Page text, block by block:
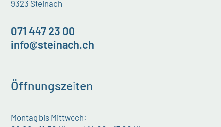
9323 Steinach
071 447 23 00
info@steinach.ch
Öffnungszeiten
Montag bis Mittwoch: